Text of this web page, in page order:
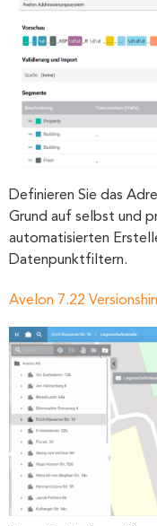
Definieren Sie das
Grund auf selbst und
automatisierten
Datenpunktfiltern.
Avelon 7.22